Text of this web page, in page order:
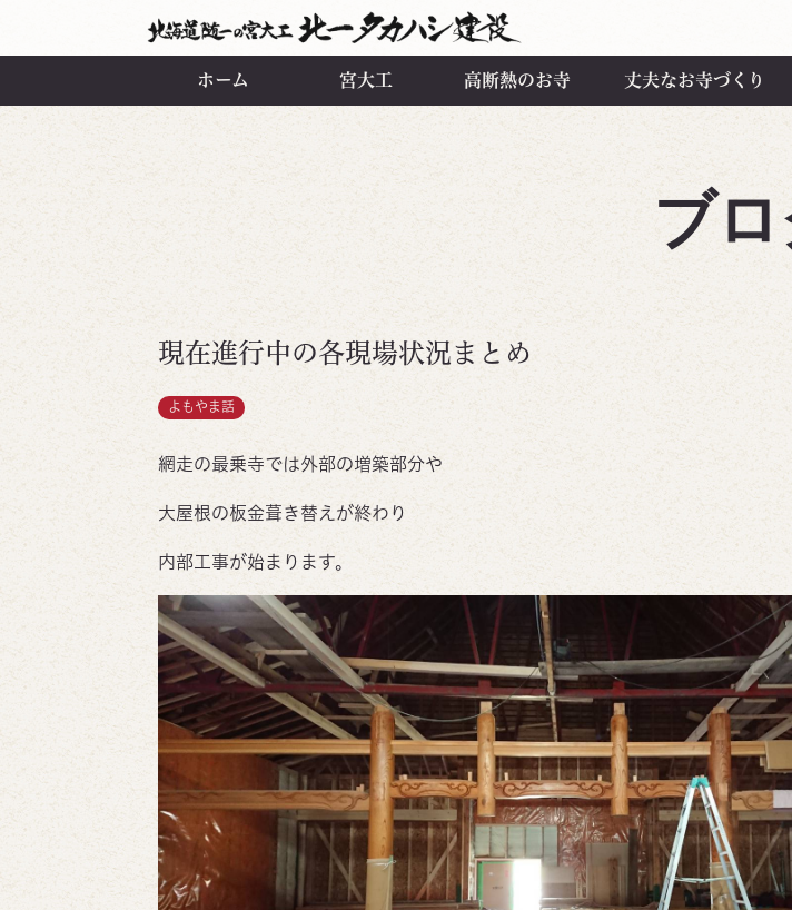
ホーム 宮大工 高断熱のお寺 丈夫なお寺づくり
ブ
現在進行中の各現場状況まとめ
よもやま話
網走の最乗寺では外部の増築部分や
大屋根の板金葺き替えが終わり
内部工事が始まります。